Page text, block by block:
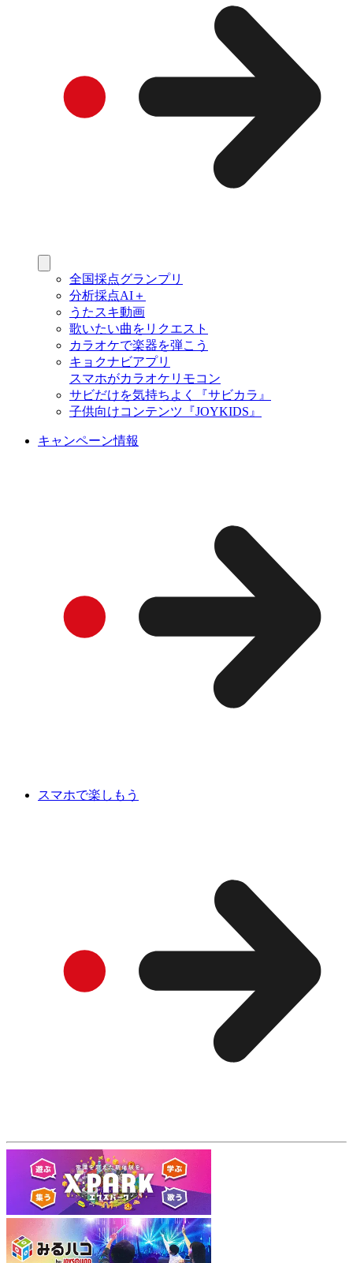
全国採点グランプリ
分析採点AI＋
うたスキ動画
歌いたい曲をリクエスト
カラオケで楽器を弾こう
キョクナビアプリ
スマホがカラオケリモコン
サビだけを気持ちよく『サビカラ』
子供向けコンテンツ『JOYKIDS』
キャンペーン情報
スマホで楽しもう